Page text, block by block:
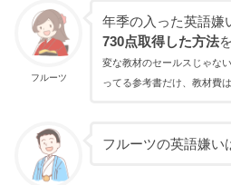
フルーツ
年季の入った英語嫌
730点取得した方法
変な教材のセールスじゃな
ってる参考書だけ、教材費
フルーツの英語嫌い